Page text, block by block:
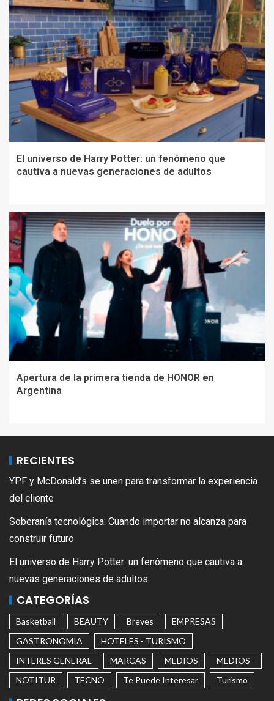
El universo de Harry Potter: un fenómeno que
cautiva a nuevas generaciones de adultos
Apertura de la primera tienda de HONOR en
Argentina
RECIENTES
YPF y McDonald’s se unen para transformar la experiencia
del cliente
Soberanía tecnológica: Cuando importar no alcanza para
construir futuro
El universo de Harry Potter: un fenómeno que cautiva a
nuevas generaciones de adultos
CATEGORÍAS
Basketball BEAUTY Breves
EMPRESAS
GASTRONOMIA
HOTELES - TURISMO
INTERES GENERAL
MARCAS MEDIOS
MEDIOS -
NOTITUR
TECNO Te Puede Interesar Turismo